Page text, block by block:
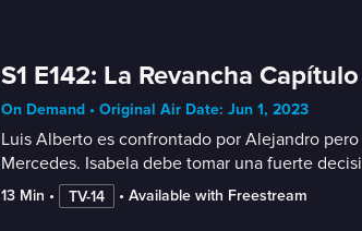
S1 E142: La Revancha
On Demand • Original Air Date: Jun 1, 2023
Luis Alberto es confrontado por Alejandro
Mercedes. Isabela debe tomar una fuerte
13 Min • TV-14 • Available with Freestream